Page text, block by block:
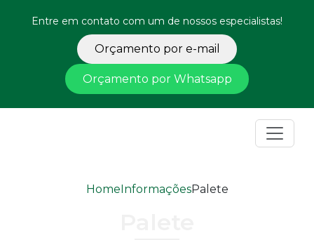
Entre em contato com um de nossos especialistas!
Orçamento por e-mail
Orçamento por Whatsapp
HomeInformaçõesPalete